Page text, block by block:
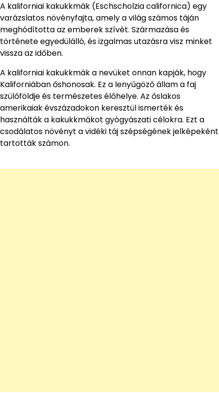
A kaliforniai kakukkmák (Eschscholzia californica) egy
varázslatos növényfajta, amely a világ számos táján
meghódította az emberek szívét. Származása és
története egyedülálló, és izgalmas utazásra visz minket
vissza az időben.
A kaliforniai kakukkmák a nevüket onnan kapják, hogy
Kaliforniában őshonosak. Ez a lenyűgöző állam a faj
szülőföldje és természetes élőhelye. Az őslakos
amerikaiak évszázadokon keresztül ismerték és
használták a kakukkmákot gyógyászati célokra. Ezt a
csodálatos növényt a vidéki táj szépségének jelképeként
tartották számon.